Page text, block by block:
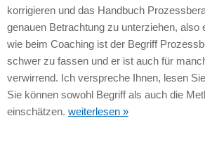
korrigieren und das Handbuch
genauen Betrachtung zu unterziehen, also
wie beim Coaching ist der Begriff
schwer zu fassen und er ist auch für
verwirrend. Ich verspreche Ihnen, lesen
Sie können sowohl Begriff als auch die
einschätzen. weiterlesen »